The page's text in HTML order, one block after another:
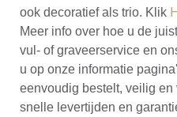
ook decoratief als trio. Klik
Meer info over hoe u de
vul- of graveerservice en
u op onze informatie
eenvoudig bestelt, veilig
snelle levertijden en